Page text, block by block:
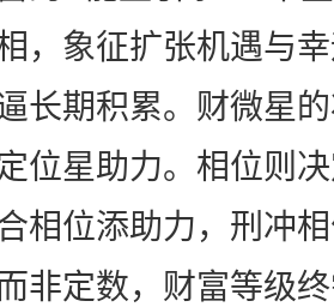
，象征扩张机遇与
长期积累。财微星
位星助力。相位则决
相位添助力，刑冲
非定数，财富等级